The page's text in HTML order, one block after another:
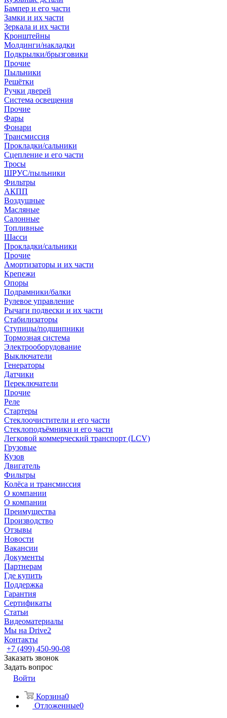
Бампер и его части
Замки и их части
Зеркала и их части
Кронштейны
Молдинги/накладки
Подкрылки/брызговики
Прочие
Пыльники
Решётки
Ручки дверей
Система освещения
Прочие
Фары
Фонари
Трансмиссия
Прокладки/сальники
Сцепление и его части
Тросы
ШРУС/пыльники
Фильтры
АКПП
Воздушные
Масляные
Салонные
Топливные
Шасси
Прокладки/сальники
Прочие
Амортизаторы и их части
Крепежи
Опоры
Подрамники/балки
Рулевое управление
Рычаги подвески и их части
Стабилизаторы
Ступицы/подшипники
Тормозная система
Электрооборудование
Выключатели
Генераторы
Датчики
Переключатели
Прочие
Реле
Стартеры
Стеклоочистители и его части
Стеклоподъёмники и его части
Легковой коммерческий транспорт (LCV)
Грузовые
Кузов
Двигатель
Фильтры
Колёса и трансмиссия
О компании
О компании
Преимущества
Производство
Отзывы
Новости
Вакансии
Документы
Партнерам
Где купить
Поддержка
Гарантия
Сертификаты
Статьи
Видеоматериалы
Мы на Drive2
Контакты
+7 (499) 450-90-08
Заказать звонок
Задать вопрос
Войти
Корзина0
Отложенные0